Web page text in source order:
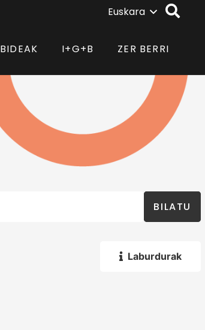
Euskara
I+G+B ZER BERRI
BILATU
Laburdurak